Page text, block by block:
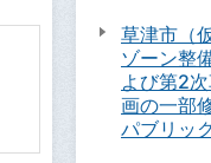
草津市（
ゾーン整
よび第2
画の一部
パブリッ